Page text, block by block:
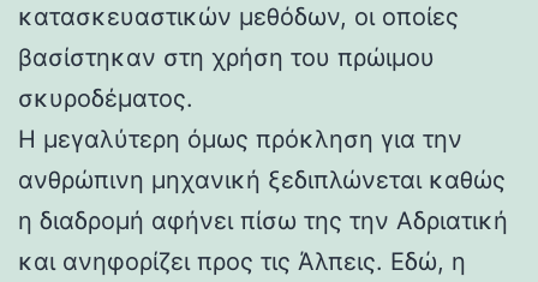
κατασκευαστικών μεθόδων, οι οποίες
βασίστηκαν στη χρήση του πρώιμου
σκυροδέματος.
Η μεγαλύτερη όμως πρόκληση για την
ανθρώπινη μηχανική ξεδιπλώνεται καθώς
η διαδρομή αφήνει πίσω της την Αδριατική
και ανηφορίζει προς τις Άλπεις. Εδώ, η